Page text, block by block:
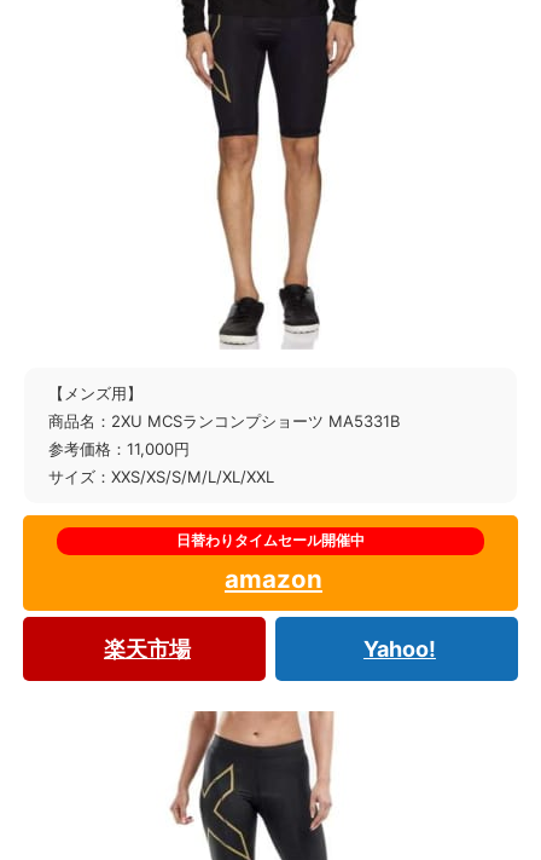
【メンズ用】
商品名：2XU MCSランコンプショーツ MA5331B
参考価格：11,000円
サイズ：XXS/XS/S/M/L/XL/XXL
amazon
楽天市場 Yahoo!